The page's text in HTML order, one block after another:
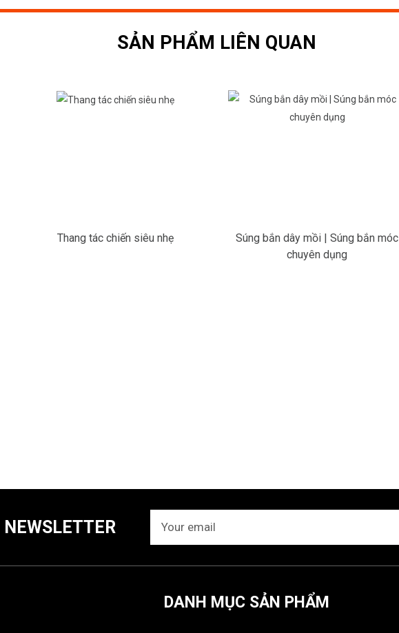
SẢN PHẨM LIÊN QUAN
Thang tác chiến siêu nhẹ
Súng bắn dây mồi | Súng bắn móc
chuyên dụng
NEWSLETTER
DANH MỤC SẢN PHẨM